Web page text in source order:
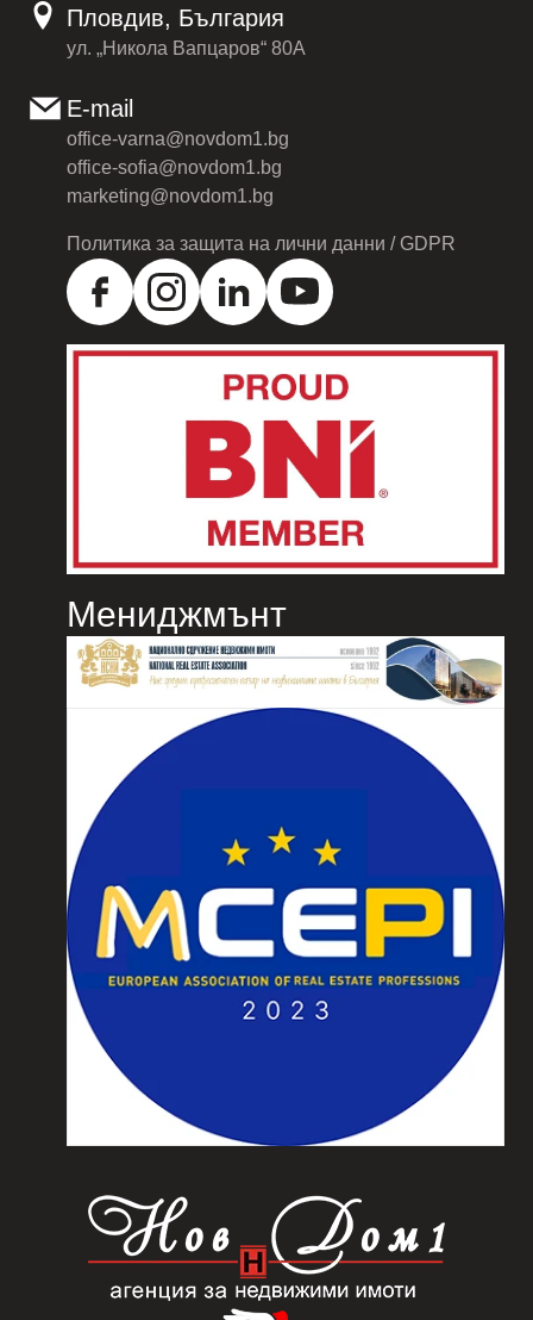
Пловдив, България
ул. „Никола Вапцаров“ 80А
E-mail
office-varna@novdom1.bg
office-sofia@novdom1.bg
marketing@novdom1.bg
Политика за защита на лични данни / GDPR
Мениджмънт